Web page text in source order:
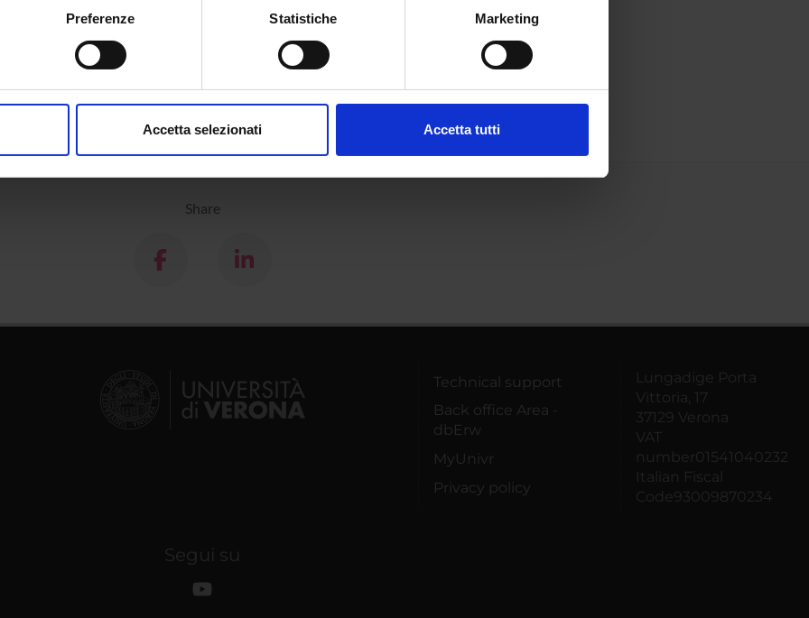
sulla tua posizione geografica, con un'approssimazione di qualche metro,
in qualsiasi momento dalla Dichiarazione sui cookie.
Preferenze Statistiche Marketing
Accetta selezionati Accetta tutti
Share
Technical support
Back office Area -
dbErw
MyUnivr
Privacy policy
Lungadige Porta
Vittoria, 17
37129 Verona
VAT
number01541040232
Italian Fiscal
Code93009870234
Segui su